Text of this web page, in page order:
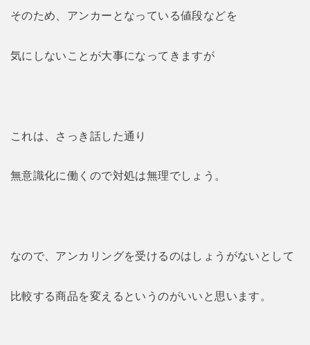
そのため、アンカーとなっている値段などを
気にしないことが大事になってきますが
これは、さっき話した通り
無意識化に働くので対処は無理でしょう。
なので、アンカリングを受けるのはしょうがないとして
比較する商品を変えるというのがいいと思います。